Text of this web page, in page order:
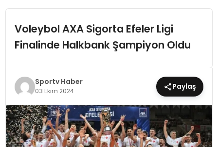
SIYASET
EĞITIM
MAGAZIN
Voleybol AXA Sigorta Efeler Ligi
Finalinde Halkbank Şampiyon Oldu
Sportv Haber
03 Ekim 2024 Paylaş